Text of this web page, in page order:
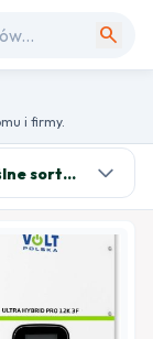
search
i firmy.